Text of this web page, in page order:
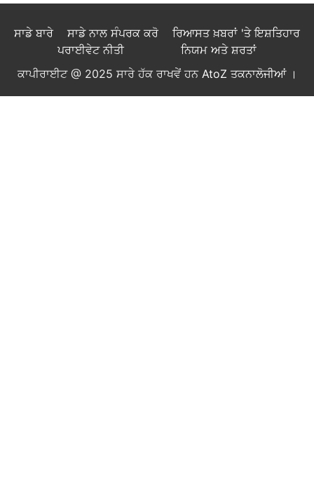
ਸਾਡੇ ਬਾਰੇ ਸਾਡੇ ਨਾਲ ਸੰਪਰਕ ਕਰੋ
ਰਿਆਸਤ ਖ਼ਬਰਾਂ 'ਤੇ ਇਸ਼ਤਿਹਾਰ
ਪਰਾਈਵੇਟ ਨੀਤੀ
ਨਿਯਮ ਅਤੇ ਸ਼ਰਤਾਂ
ਕਾਪੀਰਾਈਟ @ 2025 ਸਾਰੇ ਹੱਕ ਰਾਖਵੇਂ ਹਨ AtoZ ਤਕਨਾਲੋਜੀਆਂ।